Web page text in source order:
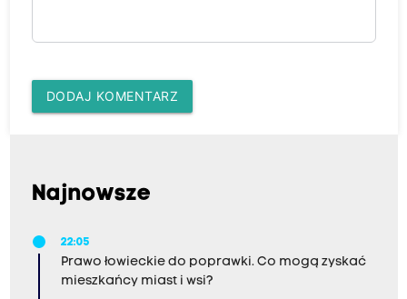
DODAJ KOMENTARZ
Najnowsze
22:05
Prawo łowieckie do poprawki. Co mogą zyskać
mieszkańcy miast i wsi?